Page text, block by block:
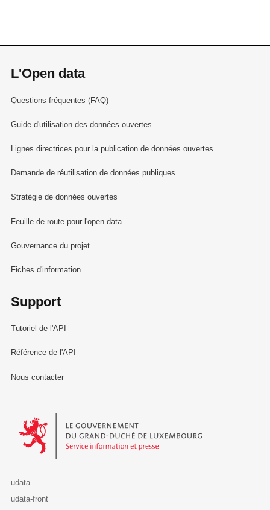
L'Open data
Questions fréquentes (FAQ)
Guide d'utilisation des données ouvertes
Lignes directrices pour la publication de données ouvertes
Demande de réutilisation de données publiques
Stratégie de données ouvertes
Feuille de route pour l'open data
Gouvernance du projet
Fiches d'information
Support
Tutoriel de l'API
Référence de l'API
Nous contacter
Le Gouvernement du Grand-Duché de Luxembourg - Service
udata
udata-front